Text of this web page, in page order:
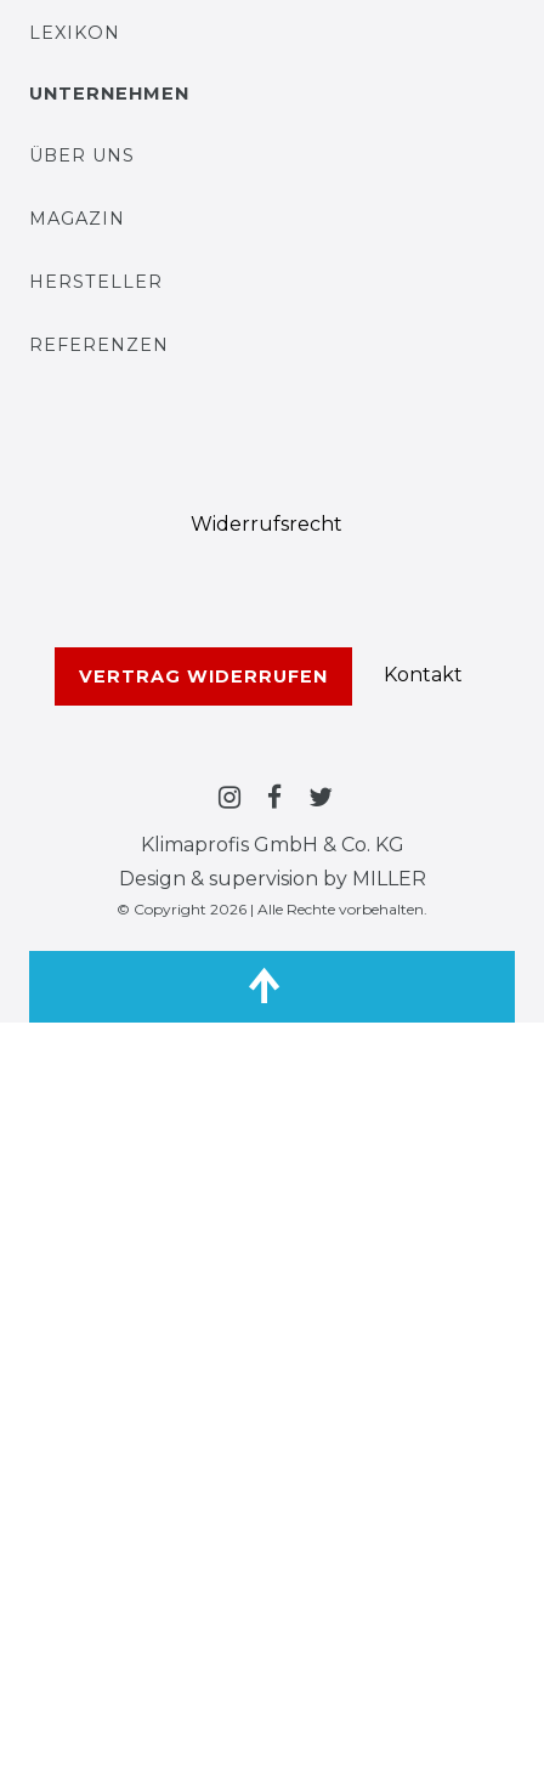
LEXIKON
UNTERNEHMEN
ÜBER UNS
MAGAZIN
HERSTELLER
REFERENZEN
Widerrufs­recht
VERTRAG WIDERRUFEN Kontakt
Klimaprofis GmbH & Co. KG
Design & supervision by MILLER
© Copyright 2026 | Alle Rechte vorbehalten.